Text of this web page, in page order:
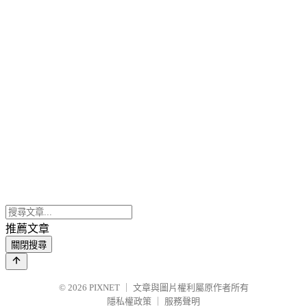
推薦文章
關閉搜尋
© 2026 PIXNET
文章與圖片權利屬原作者所有
隱私權政策
服務聲明